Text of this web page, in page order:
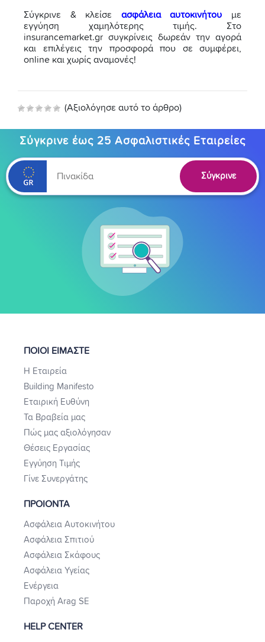
Σύγκρινε & κλείσε ασφάλεια αυτοκινήτου με
εγγύηση χαμηλότερης τιμής. Στο
insurancemarket.gr συγκρίνεις δωρεάν την αγορά
και επιλέγεις την προσφορά που σε συμφέρει,
online και χωρίς αναμονές!
(Αξιολόγησε αυτό το άρθρο)
Σύγκρινε έως 25 Ασφαλιστικές Εταιρείες
Σύγκρινε
ΠΟΙΟΙ ΕΙΜΑΣΤΕ
Η Εταιρεία
Building Manifesto
Εταιρική Ευθύνη
Τα Βραβεία μας
Πώς μας αξιολόγησαν
Θέσεις Εργασίας
Εγγύηση Τιμής
Γίνε Συνεργάτης
ΠΡΟΙΟΝΤΑ
Ασφάλεια Αυτοκινήτου
Ασφάλεια Σπιτιού
Ασφάλεια Σκάφους
Ασφάλεια Υγείας
Ενέργεια
Παροχή Arag SE
HELP CENTER